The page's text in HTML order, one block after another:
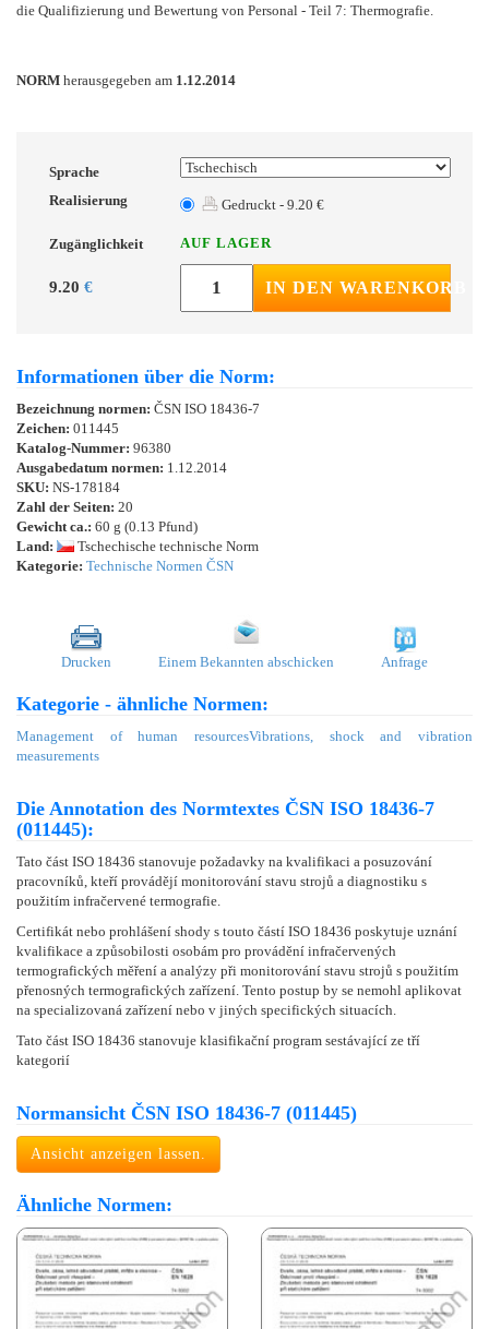
die Qualifizierung und Bewertung von Personal - Teil 7: Thermografie.
NORM herausgegeben am 1.12.2014
Sprache
Realisierung
Gedruckt - 9.20 €
Zugänglichkeit AUF LAGER
9.20 € IN DEN WARENKORB
Informationen über die Norm:
Bezeichnung normen: ČSN ISO 18436-7
Zeichen: 011445
Katalog-Nummer: 96380
Ausgabedatum normen: 1.12.2014
SKU: NS-178184
Zahl der Seiten: 20
Gewicht ca.: 60 g (0.13 Pfund)
Land:
Tschechische technische Norm
Kategorie: Technische Normen ČSN
Drucken Einem Bekannten abschicken Anfrage
Kategorie - ähnliche Normen:
Management of human resourcesVibrations, shock and vibration
measurements
Die Annotation des Normtextes ČSN ISO 18436-7
(011445):
Tato část ISO 18436 stanovuje požadavky na kvalifikaci a posuzování
pracovníků, kteří provádějí monitorování stavu strojů a diagnostiku s
použitím infračervené termografie.
Certifikát nebo prohlášení shody s touto částí ISO 18436 poskytuje uznání
kvalifikace a způsobilosti osobám pro provádění infračervených
termografických měření a analýzy při monitorování stavu strojů s použitím
přenosných termografických zařízení. Tento postup by se nemohl aplikovat
na specializovaná zařízení nebo v jiných specifických situacích.
Tato část ISO 18436 stanovuje klasifikační program sestávající ze tří
kategorií
Normansicht ČSN ISO 18436-7 (011445)
Ansicht anzeigen lassen.
Ähnliche Normen: